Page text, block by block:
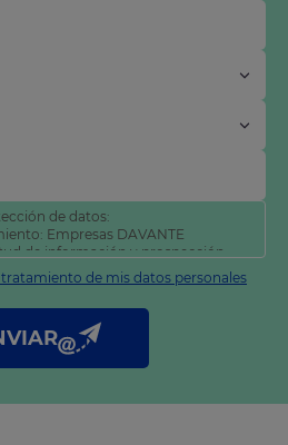
de datos:
Empresas DAVANTE
de información y prospección
y suprimir sus datos, así
se explica en nuestra
tratamiento de mis datos personales